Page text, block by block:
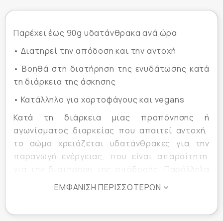
Παρέχει έως 90g υδατάνθρακα ανά ώρα
• Διατηρεί την απόδοση και την αντοχή
• Βοηθά στη διατήρηση της ενυδάτωσης κατά
τη διάρκεια της άσκησης
• Κατάλληλο για χορτοφάγους και vegans
Κατά τη διάρκεια μιας προπόνησης ή
αγωνίσματος διαρκείας που απαιτεί αντοχή,
το σώμα χρειάζεται υδατάνθρακες για την
παραγωγή ενέργειας, που είναι απαραίτητη
για την διατήρηση της απόδοσής. Παράλληλα
το σώμα αντιμετωπίζει θέματα αφυδάτωσης
ΕΜΦΆΝΙΣΗ ΠΕΡΙΣΣΌΤΕΡΩΝ